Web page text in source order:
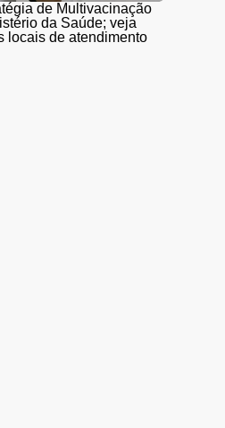
de Multivacinação
da Saúde; veja
locais de atendimento
com o Prêmio “Prefeito
Tecnologia Educacional